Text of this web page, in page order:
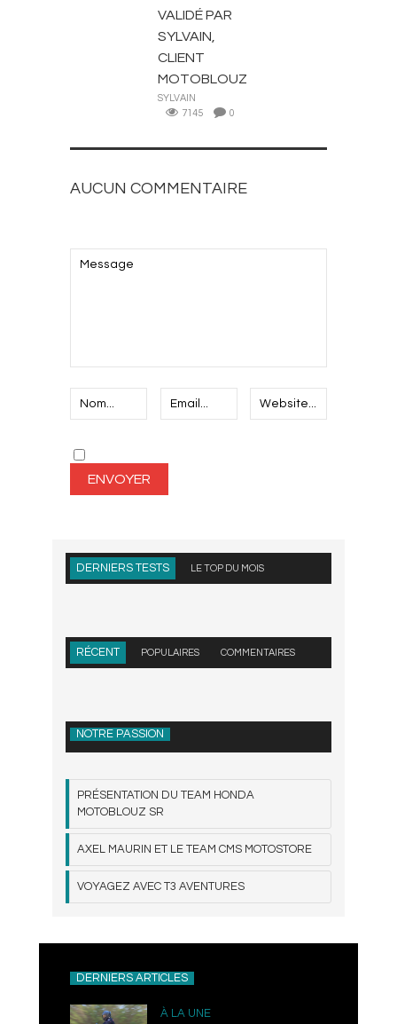
VALIDÉ PAR
SYLVAIN,
CLIENT
MOTOBLOUZ
SYLVAIN
7145
0
AUCUN COMMENTAIRE
DERNIERS TESTS LE TOP DU MOIS
RÉCENT POPULAIRES COMMENTAIRES
NOTRE PASSION
PRÉSENTATION DU TEAM HONDA
MOTOBLOUZ SR
AXEL MAURIN ET LE TEAM CMS MOTOSTORE
VOYAGEZ AVEC T3 AVENTURES
DERNIERS ARTICLES
À LA UNE